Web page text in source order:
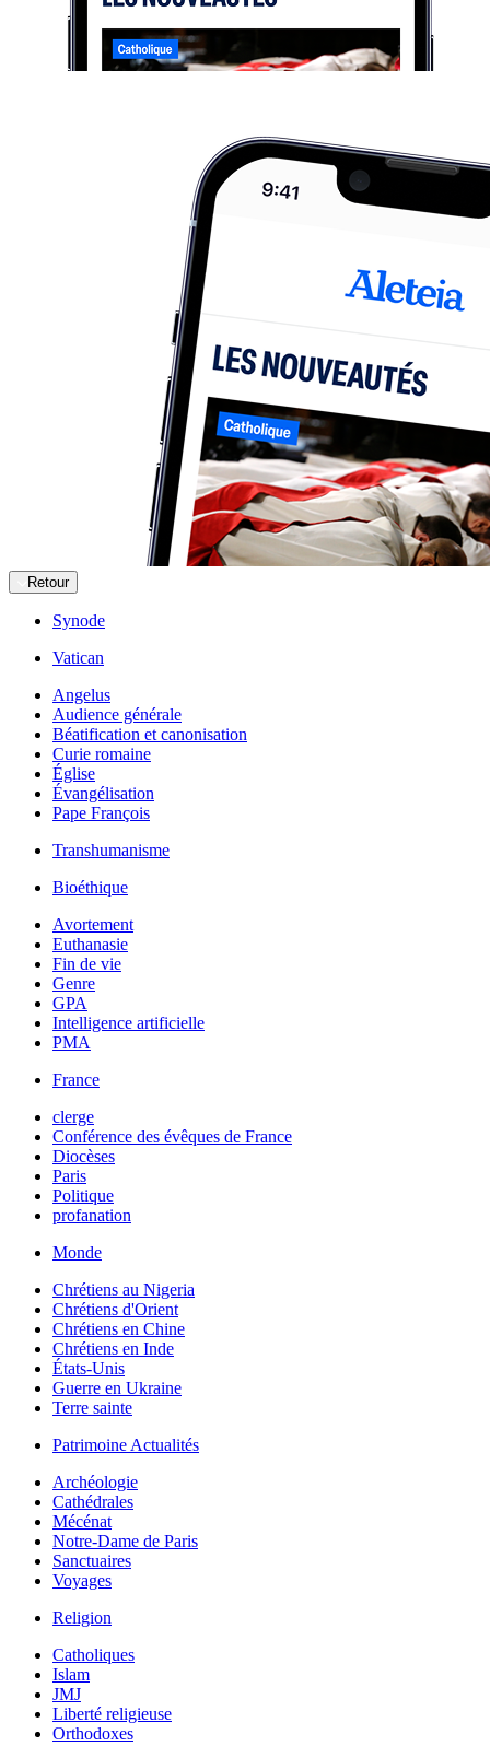
Retour
Synode
Vatican
Angelus
Audience générale
Béatification et canonisation
Curie romaine
Église
Évangélisation
Pape François
Transhumanisme
Bioéthique
Avortement
Euthanasie
Fin de vie
Genre
GPA
Intelligence artificielle
PMA
France
clerge
Conférence des évêques de France
Diocèses
Paris
Politique
profanation
Monde
Chrétiens au Nigeria
Chrétiens d'Orient
Chrétiens en Chine
Chrétiens en Inde
États-Unis
Guerre en Ukraine
Terre sainte
Patrimoine Actualités
Archéologie
Cathédrales
Mécénat
Notre-Dame de Paris
Sanctuaires
Voyages
Religion
Catholiques
Islam
JMJ
Liberté religieuse
Orthodoxes